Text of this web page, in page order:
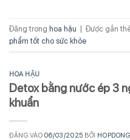
Đăng trong hoa hậu | Được gắn
phẩm tốt cho sức khỏe
HOA HẬU
Detox bằng nước ép 3
khuẩn
ĐĂNG VÀO06/03/2025 BỞI